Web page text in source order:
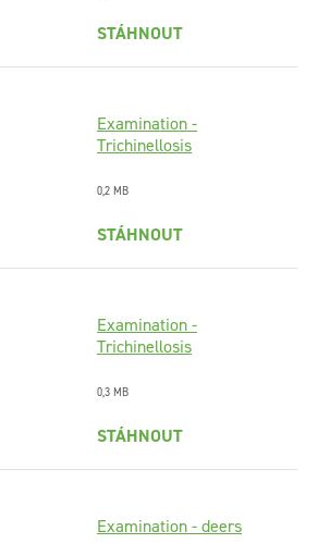
STÁHNOUT
Examination -
Trichinellosis
0,2 MB
STÁHNOUT
Examination -
Trichinellosis
0,3 MB
STÁHNOUT
Examination - deers